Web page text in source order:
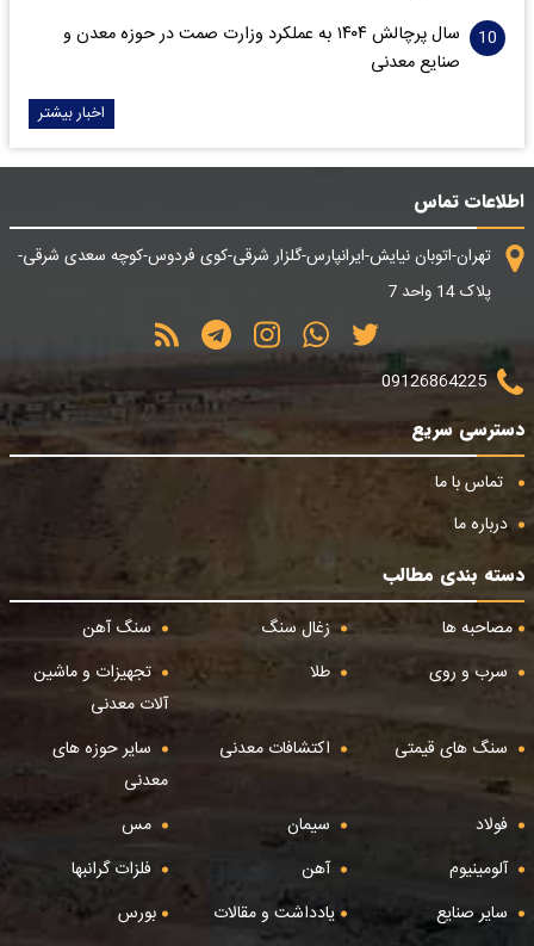
سال پرچالش ۱۴۰۴ به عملکرد وزارت صمت در حوزه معدن و
صنایع معدنی
اخبار بیشتر
اطلاعات تماس
تهران-اتوبان نیایش-ایرانپارس-گلزار شرقی-کوی فردوس-کوچه سعدی شرقی-
پلاک 14 واحد 7
09126864225
دسترسی سریع
تماس با ما
درباره ما
دسته بندی مطالب
مصاحبه ها
زغال سنگ
سنگ آهن
سرب و روی
طلا
تجهیزات و ماشین
آلات معدنی
سنگ های قیمتی
اکتشافات معدنی
سایر حوزه های
معدنی
فولاد
سیمان
مس
آلومینیوم
آهن
فلزات گرانبها
سایر صنایع
یادداشت و مقالات
بورس